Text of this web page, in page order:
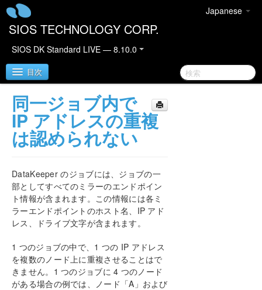
Japanese
SIOS TECHNOLOGY CORP.
SIOS DK Standard LIVE — 8.10.0
目次
SIOS DataKeeper for Windows
DataKeeper クイックスタートガイド
ーション
はじめに
設定
DataKeeper の管理
よくある質問
トラブルシューティング
ビデオソリューション
同一ジョブ内で
IP アドレスの重複
は認められない
DataKeeper のジョブには、ジョブの一
部としてすべてのミラーのエンドポイン
ト情報が含まれます。この情報には各ミ
ラーエンドポイントのホスト名、IP アド
レス、ドライブ文字が含まれます。
1 つのジョブの中で、1 つの IP アドレス
を複数のノード上に重複させることはで
きません。1 つのジョブに 4 つのノード
がある場合の例では、ノード「A」および